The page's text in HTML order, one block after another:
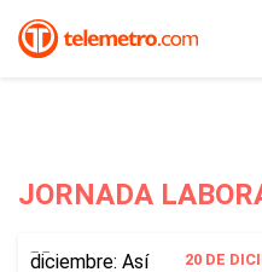
JORNADA
20 DE